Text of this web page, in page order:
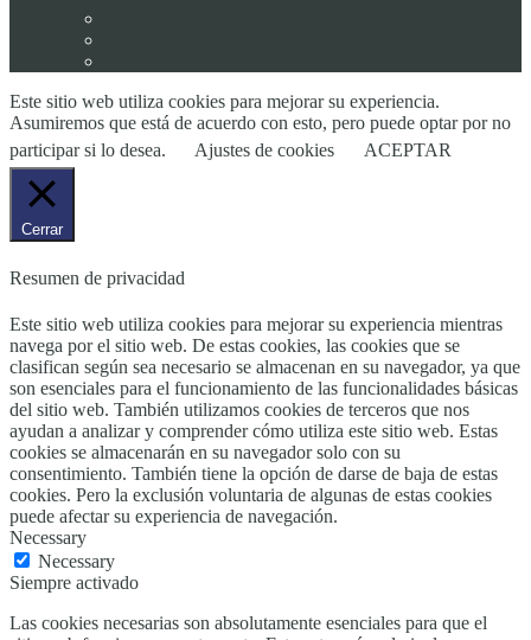
Este sitio web utiliza cookies para mejorar su experiencia.
Asumiremos que está de acuerdo con esto, pero puede optar por no
participar si lo desea.
Ajustes de cookies ACEPTAR
Cerrar
Resumen de privacidad
Este sitio web utiliza cookies para mejorar su experiencia mientras
navega por el sitio web. De estas cookies, las cookies que se
clasifican según sea necesario se almacenan en su navegador, ya que
son esenciales para el funcionamiento de las funcionalidades básicas
del sitio web. También utilizamos cookies de terceros que nos
ayudan a analizar y comprender cómo utiliza este sitio web. Estas
cookies se almacenarán en su navegador solo con su
consentimiento. También tiene la opción de darse de baja de estas
cookies. Pero la exclusión voluntaria de algunas de estas cookies
puede afectar su experiencia de navegación.
Necessary
Necessary
Siempre activado
Las cookies necesarias son absolutamente esenciales para que el